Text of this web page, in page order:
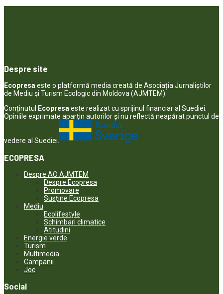
Despre site
Ecopresaeste o platformă media creată de Asociația Jurnaliștilor
de Mediu și Turism Ecologic din Moldova (AJMTEM).
Conținutul
Ecopresaeste realizat cu sprijinul financiar al Suediei.
Opiniile exprimate aparţin autorilor şi nu reflectă neapărat punctul de
vedere al Suediei.
ECOPRESA
Despre AO AJMTEM
Despre Ecopresa
Promovare
Susține Ecopresa
Mediu
Ecolifestyle
Schimbari climatice
Atitudini
Energie verde
Turism
Multimedia
Campanii
Joc
Social